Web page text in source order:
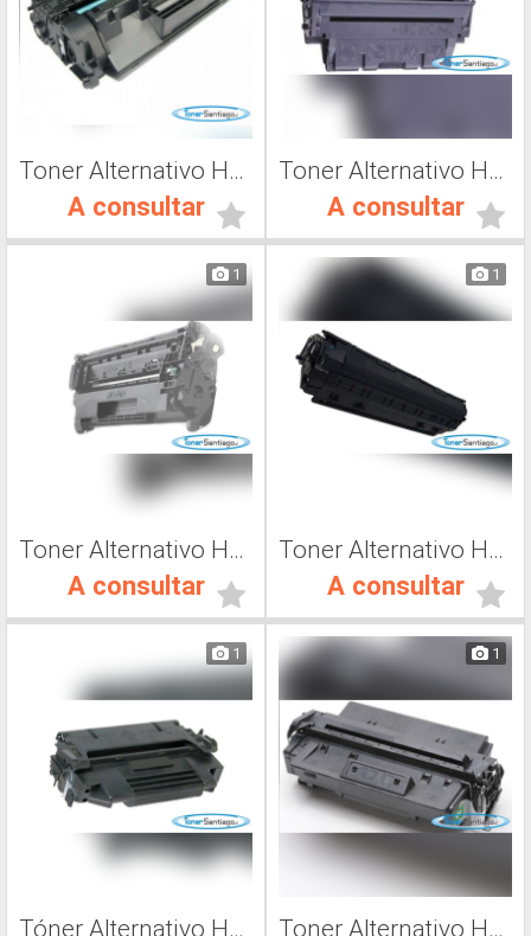
Toner Alternativo HP CE505A, Toner Impresora Laser
A consultar
Toner Alternativo Hp C8061X, Toner Impresora Láser
A consultar
1
Toner Alternativo Hp CF226A, Toner Impresora Láser
A consultar
1
Toner Alternativo Hp CF283A, Toner Impresora Láser
A consultar
1
Tóner Alternativo Hp 92298A, Tóner Impresora Láser
1
Toner Alternativo Hp C4096A, Toner Impresora Láser